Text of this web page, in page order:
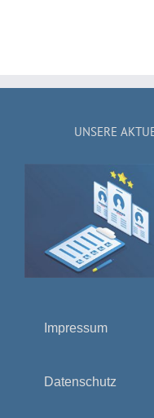
UNSERE
Impressum
Datenschutz